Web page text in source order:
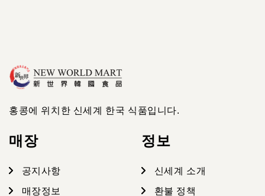
홍콩에 위치한 신세계 한국 식품입니다.
매장
공지사항
매장정보
정보
신세계 소개
환불 정책